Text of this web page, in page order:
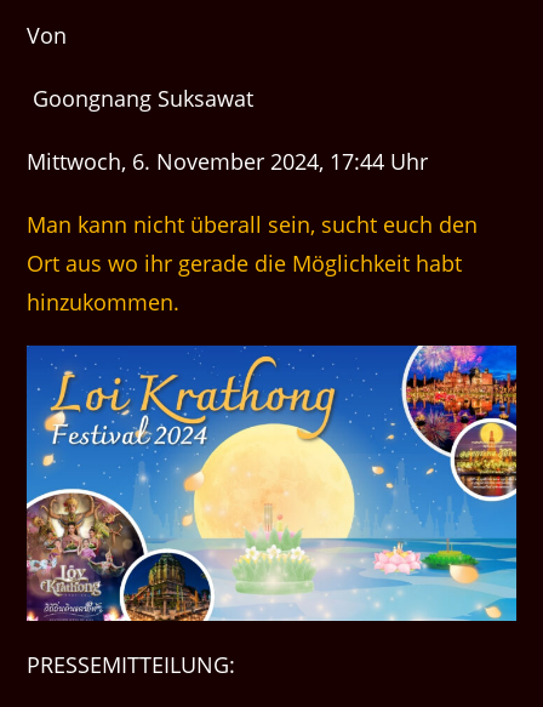
Von
Goongnang Suksawat
Mittwoch, 6. November 2024, 17:44 Uhr
Man kann nicht überall sein, sucht euch den
Ort aus wo ihr gerade die Möglichkeit habt
hinzukommen.
PRESSEMITTEILUNG: